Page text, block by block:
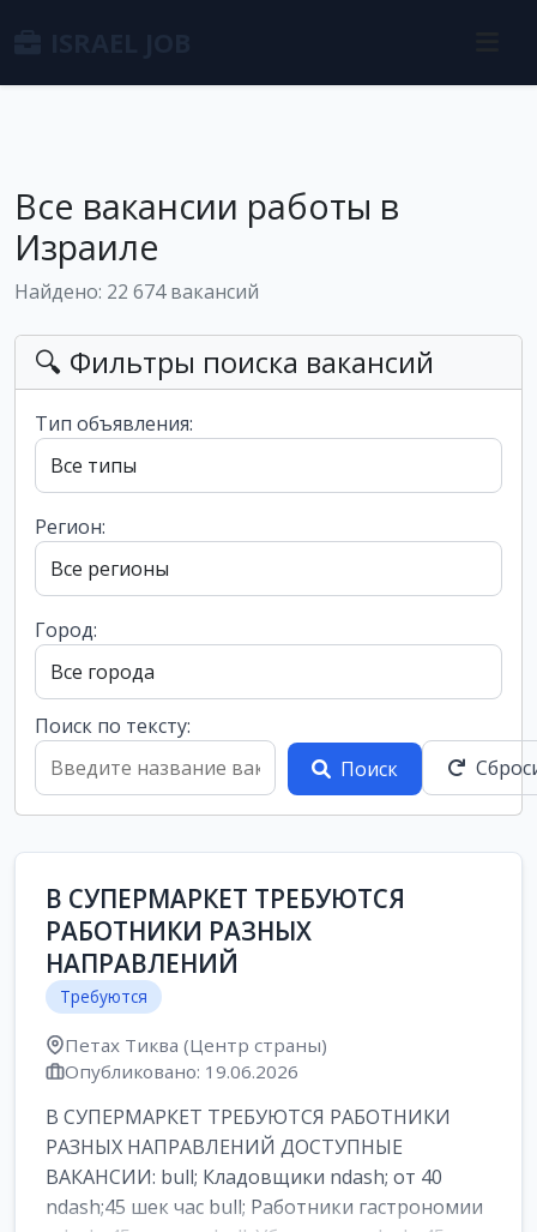
Все вакансии работы в
Израиле
Найдено: 22 674 вакансий
🔍 Фильтры поиска вакансий
Тип объявления:
Регион:
Город:
Поиск по тексту:
Поиск
В СУПЕРМАРКЕТ ТРЕБУЮТСЯ
РАБОТНИКИ РАЗНЫХ
НАПРАВЛЕНИЙ
Требуются
Петах Тиква (Центр страны)
Опубликовано: 19.06.2026
В СУПЕРМАРКЕТ ТРЕБУЮТСЯ РАБОТНИКИ
РАЗНЫХ НАПРАВЛЕНИЙ ДОСТУПНЫЕ
ВАКАНСИИ: bull; Кладовщики ndash; от 40
ndash;45 шек час bull; Работники гастрономии